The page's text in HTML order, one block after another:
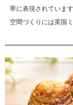
寧に表現されていま
空間づくりには英国